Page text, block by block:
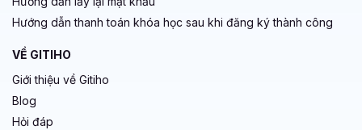
Hướng dẫn thanh toán khóa học sau khi đăng ký thành công
VỀ GITIHO
Giới thiệu về Gitiho
Blog
Hỏi đáp